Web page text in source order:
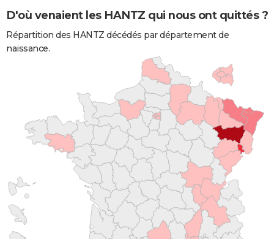
D'où venaient les HANTZ qui nous ont quittés ?
Répartition des HANTZ décédés par département de
naissance.